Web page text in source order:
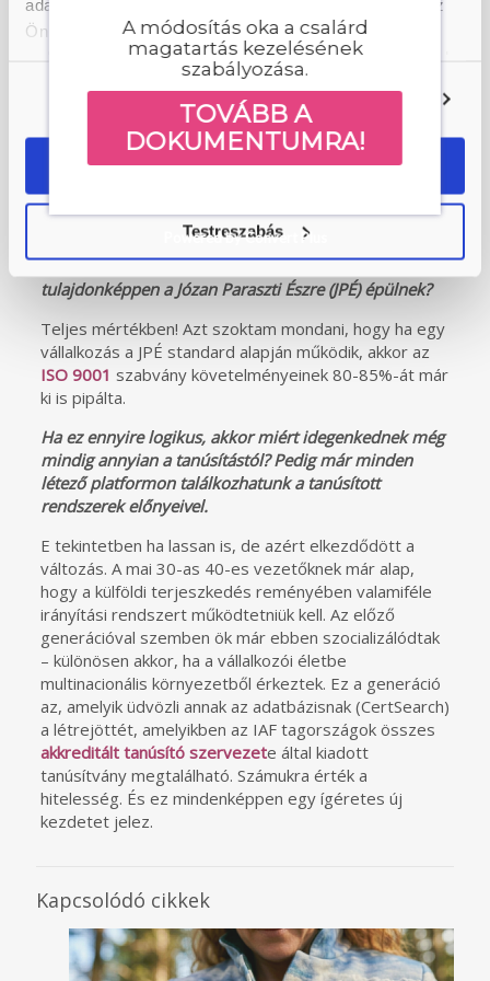
adatokkal, amelyeket Ön adott meg számukra vagy az
Ön által használt más szolgáltatásokból gyűjtöttek. A
weboldalon való böngészés folytatásával Ön hozzájárul a
Beállítások
OK
Testreszabás
közelmúltban a tudomásunkra jutott, hogy egy
korábban jól menő vállalkozás az utóbbi időben
financiálisan meglehetősen nehéz helyzetbe került. A
szóban forgó cég egyetlen nagy mammut (óriás
ügyfél) megrendeléseire építette üzletét, így amikor
az szerződést bontott vele, a vállalkozás csaknem
csődközelbe került. Történt mindez annak ellenére,
szerepelt ajánlásként: a hasonló helyzetek elkerülése
érdekében erősen javallott a több lábon állás.
Fordíthatjuk ezt úgy is, hogy az irányítási rendszerek
tulajdonképpen a Józan Paraszti Észre (JPÉ) épülnek?
Teljes mértékben! Azt szoktam mondani, hogy ha egy
vállalkozás a JPÉ standard alapján működik, akkor az
ISO 9001 szabvány követelményeinek 80-85%-át már
ki is pipálta.
Ha ez ennyire logikus, akkor miért idegenkednek még
mindig annyian a tanúsítástól? Pedig már minden
létező platformon találkozhatunk a tanúsított
rendszerek előnyeivel.
E tekintetben ha lassan is, de azért elkezdődött a
változás. A mai 30-as 40-es vezetőknek már alap,
hogy a külföldi terjeszkedés reményében valamiféle
irányítási rendszert működtetniük kell. Az előző
generációval szemben ök már ebben szocializálódtak
– különösen akkor, ha a vállalkozói életbe
multinacionális környezetből érkeztek. Ez a generáció
az, amelyik üdvözli annak az adatbázisnak (CertSearch)
a létrejöttét, amelyikben az IAF tagországok összes
akkreditált tanúsító szervezete által kiadott
tanúsítvány megtalálható. Számukra érték a
hitelesség. És ez mindenképpen egy ígéretes új
kezdetet jelez.
Kapcsolódó cikkek
A módosítás oka a csalárd
magatartás kezelésének
szabályozása.
TOVÁBB A
DOKUMENTUMRA!
Powered by Convert Plus